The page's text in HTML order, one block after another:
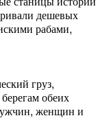
дешевых
рабами,
груз,
обеих
женщин и